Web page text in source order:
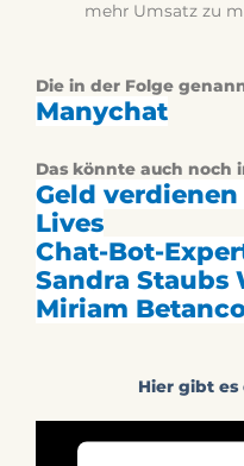
mehr Umsatz zu
Die in der Folge
Manychat
Das könnte auch noch
Geld
Lives
Chat-Bot-
Sandra Staubs
Miriam
Hier gibt es